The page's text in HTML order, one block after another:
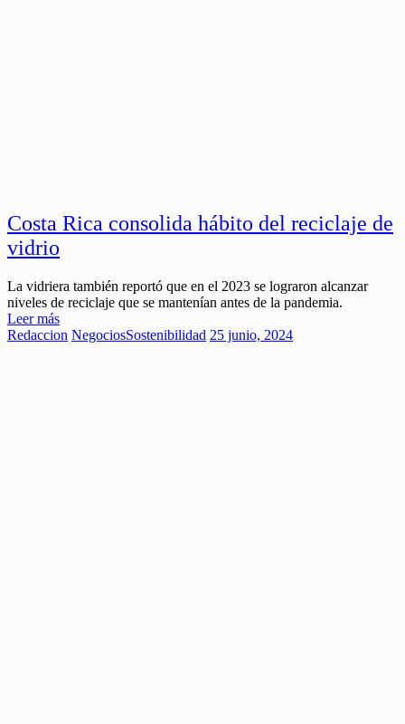
Costa Rica consolida hábito del reciclaje de
vidrio
La vidriera también reportó que en el 2023 se lograron alcanzar
niveles de reciclaje que se mantenían antes de la pandemia.
Leer más
Redaccion NegociosSostenibilidad 25 junio, 2024